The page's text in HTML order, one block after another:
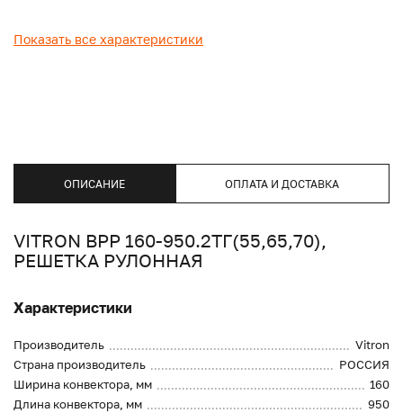
Показать все характеристики
ОПИСАНИЕ ОПЛАТА И ДОСТАВКА
VITRON ВРР 160-950.2ТГ(55,65,70),
РЕШЕТКА РУЛОННАЯ
Характеристики
Производитель
Vitron
Страна производитель
РОССИЯ
Ширина конвектора, мм
160
Длина конвектора, мм
950